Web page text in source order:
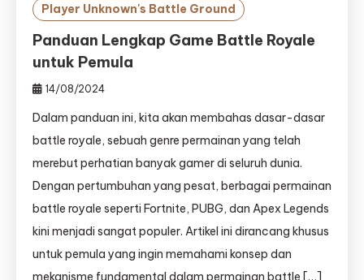
Player Unknown's Battle Ground
Panduan Lengkap Game Battle Royale
untuk Pemula
14/08/2024
Dalam panduan ini, kita akan membahas dasar-dasar
battle royale, sebuah genre permainan yang telah
merebut perhatian banyak gamer di seluruh dunia.
Dengan pertumbuhan yang pesat, berbagai permainan
battle royale seperti Fortnite, PUBG, dan Apex Legends
kini menjadi sangat populer. Artikel ini dirancang khusus
untuk pemula yang ingin memahami konsep dan
mekanisme fundamental dalam permainan battle […]